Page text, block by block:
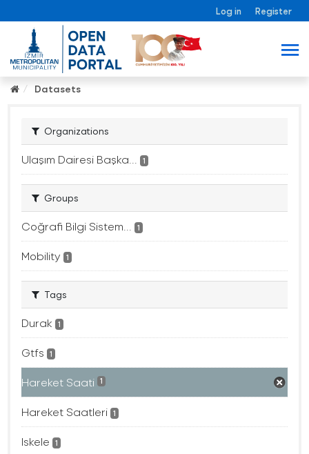
Log in Register
Datasets
Organizations
Ulaşım Dairesi Başka... 1
Groups
Coğrafi Bilgi Sistem... 1
Mobility 1
Tags
Durak 1
Gtfs 1
Hareket Saati 1
Hareket Saatleri 1
Iskele 1